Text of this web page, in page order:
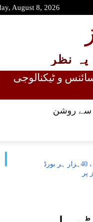
August 8, 2026
نظر
و ٹیکنالوجی
سے روشن
وزیراعظم کی سادگی مہم کا مذاق، سی ڈی اے بورڈ ممبران کی موجیں جاری، نئی گاڑیاں ، 40ہزار ہر بورڈ